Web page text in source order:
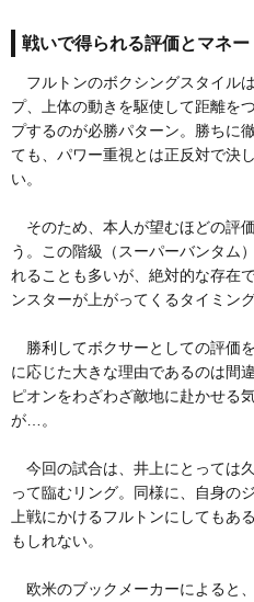
戦いで得られる評価とマネー
フルトンのボクシングスタイル
プ、上体の動きを駆使して距離を
プするのが必勝パターン。勝ちに
ても、パワー重視とは正反対で決
い。
そのため、本人が望むほどの評
う。この階級（スーパーバンタム
れることも多いが、絶対的な存在
ンスターが上がってくるタイミン
勝利してボクサーとしての評価
に応じた大きな理由であるのは間
ピオンをわざわざ敵地に赴かせる
が…。
今回の試合は、井上にとっては
って臨むリング。同様に、自身の
上戦にかけるフルトンにしてもあ
もしれない。
欧米のブックメーカーによると